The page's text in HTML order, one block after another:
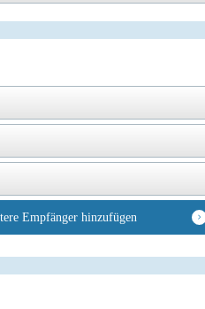
Empfänger hinzufügen